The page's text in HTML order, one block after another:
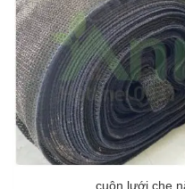
cuộn lưới che